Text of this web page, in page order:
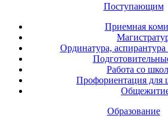
Поступающим
Приемная
Ординатура, аспирантура
Работа со
Профориентация для
Образование